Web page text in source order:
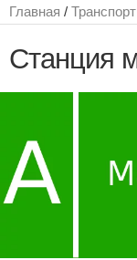
Главная / Транспорт
Станция